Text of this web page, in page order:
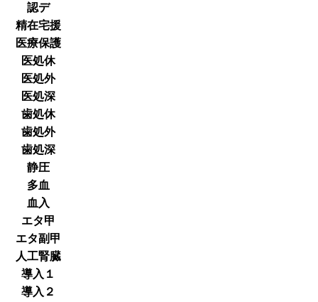
認デ
精在宅援
医療保護
医処休
医処外
医処深
歯処休
歯処外
歯処深
静圧
多血
血入
エタ甲
エタ副甲
人工腎臓
導入１
導入２